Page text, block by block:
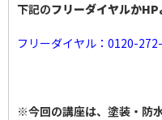
下記のフリーダイヤルかHP
フリーダイヤル：0120-
※今回の講座は、塗装・防